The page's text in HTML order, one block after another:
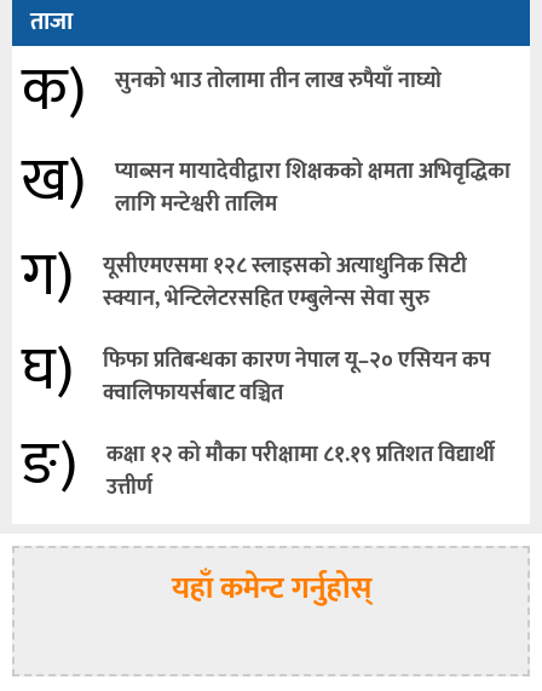
ताजा
क) सुनको भाउ तोलामा तीन लाख रुपैयाँ नाघ्यो
ख)
प्याब्सन मायादेवीद्वारा शिक्षकको क्षमता अभिवृद्धिका
लागि मन्टेश्वरी तालिम
ग)
यूसीएमएसमा १२८ स्लाइसको अत्याधुनिक सिटी
स्क्यान, भेन्टिलेटरसहित एम्बुलेन्स सेवा सुरु
घ)
फिफा प्रतिबन्धका कारण नेपाल यू–२० एसियन कप
क्वालिफायर्सबाट वञ्चित
ङ)
कक्षा १२ को मौका परीक्षामा ८१.१९ प्रतिशत विद्यार्थी
उत्तीर्ण
यहाँ कमेन्ट गर्नुहोस्